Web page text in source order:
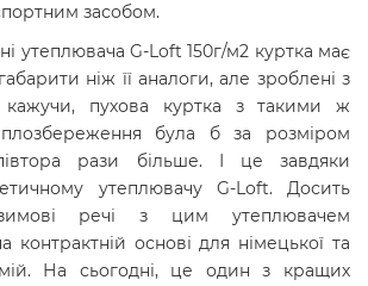
засобом.
утеплювача G-Loft 150г/м2 куртка має
ніж її аналоги, але зроблені з
кажучи, пухова куртка з такими ж
була б за розміром
рази більше. І це завдяки
утеплювачу G-Loft. Досить
речі з цим утеплювачем
контрактній основі для німецької та
На сьогодні, це один з кращих